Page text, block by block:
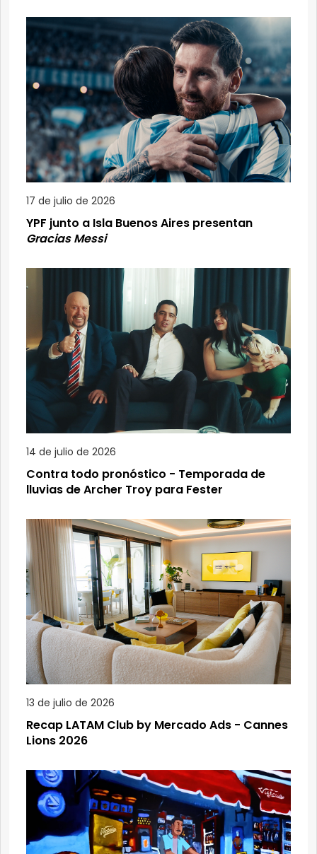
17 de julio de 2026
YPF junto a Isla Buenos Aires presentan
Gracias Messi
14 de julio de 2026
Contra todo pronóstico - Temporada de
lluvias de Archer Troy para Fester
13 de julio de 2026
Recap LATAM Club by Mercado Ads - Cannes
Lions 2026